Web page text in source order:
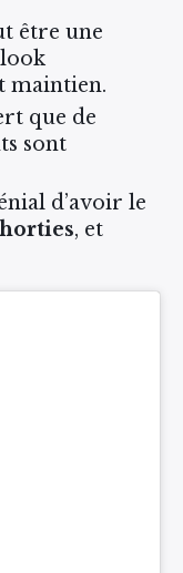
être une
maintien.
que de
sont
d’avoir le
, et